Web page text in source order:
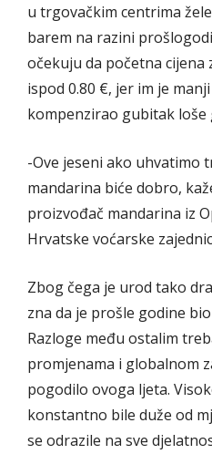
u trgovačkim centrima
barem na razini
očekuju da početna cijena
ispod 0.80 €, jer im je
kompenzirao gubitak loše
-Ove jeseni ako uhvatimo
mandarina biće dobro,
proizvođač mandarina iz
Hrvatske voćarske
Zbog čega je urod tako
zna da je prošle godine
Razloge među ostalim
promjenama i globalnom
pogodilo ovoga ljeta.
konstantno bile duže od
se odrazile na sve